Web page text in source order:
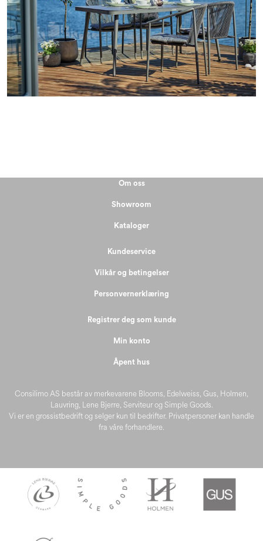
Consilimo AS består av merkevarene Blooms, Edelweiss, Gus, Holmen,
Lauvring, Lene Bjerre, Serviteur og Simple Goods.
Vi er en grossistbedrift og selger kun til bedrifter. Privatpersoner kan handle
fra våre forhandlere.
Om oss
Showroom
Kataloger
Kundeservice
Vilkår og betingelser
Personvernerklæring
Registrer deg som kunde
Min konto
Åpent hus